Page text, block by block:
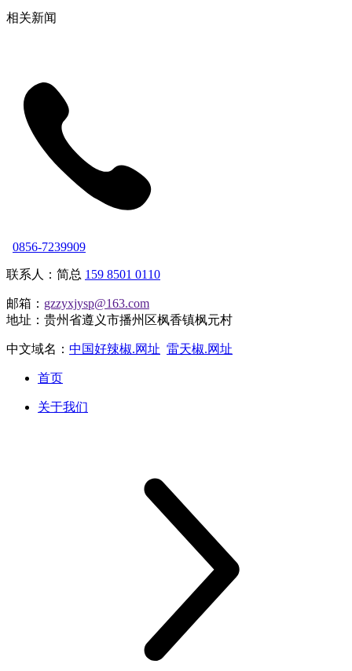
相关新闻
0856-7239909
联系人：简总 159 8501 0110
邮箱： gzzyxjysp@163.com
地址：贵州省遵义市播州区枫香镇枫元村
中文域名： 中国好辣椒.网址 雷天椒.网址
首页
关于我们